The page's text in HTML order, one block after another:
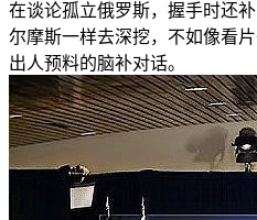
在谈论孤立俄罗斯，握手时还
尔摩斯一样去深挖，不如像看
出人预料的脑补对话。